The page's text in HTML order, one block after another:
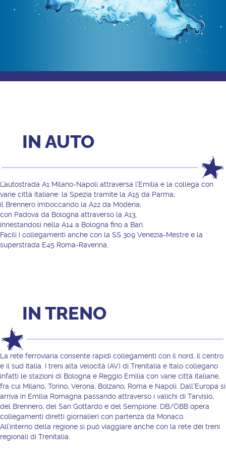
IN AUTO
L’autostrada A1 Milano-Napoli attraversa l’Emilia e la collega con
varie città italiane: la Spezia tramite la A15 da Parma;
il Brennero imboccando la A22 da Modena;
con Padova da Bologna attraverso la A13;
innestandosi nella A14 a Bologna fino a Bari.
Facili i collegamenti anche con la SS 309 Venezia-Mestre e la
superstrada E45 Roma-Ravenna.
IN TRENO
La rete ferroviaria consente rapidi collegamenti con il nord, il centro
e il sud Italia. I treni alta velocità (AV) di Trenitalia e Italo collegano
infatti le stazioni di Bologna e Reggio Emilia con varie città italiane,
fra cui Milano, Torino, Verona, Bolzano, Roma e Napoli. Dall'Europa si
arriva in Emilia Romagna passando attraverso i valichi di Tarvisio,
del Brennero, del San Gottardo e del Sempione. DB/ÖBB opera
collegamenti diretti giornalieri con partenza da Monaco.
All’interno della regione si può viaggiare anche con la rete dei treni
regionali di Trenitalia.